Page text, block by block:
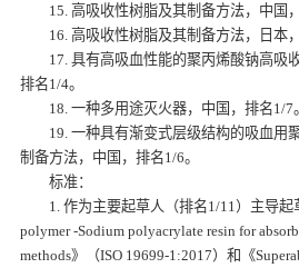
15. 高吸收性树脂及其制备方法，中国
16. 高吸收性树脂及其制备方法，日本
17. 具有高吸血性能的聚丙烯酸钠高吸
排名1/4。
18. 一种多用途灭火器，中国，排名1/7。
19. 一种具有渐变式层级结构的吸血用
制备方法，中国，排名1/6。
标准：
1. 作为主要起草人（排名1/11）主导起
polymer -Sodium polyacrylate resin for
methods》（ISO 19699-1:2017）和《